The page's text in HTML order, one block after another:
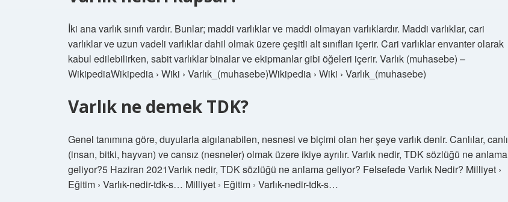
İki ana varlık sınıfı vardır. Bunlar; maddi varlıklar ve maddi olmayan varlıklardır. Maddi varlıklar, cari
varlıklar ve uzun vadeli varlıklar dahil olmak üzere çeşitli alt sınıfları içerir. Cari varlıklar envanter olarak
kabul edilebilirken, sabit varlıklar binalar ve ekipmanlar gibi öğeleri içerir. Varlık (muhasebe) –
WikipediaWikipedia › Wiki › Varlık_(muhasebe)Wikipedia › Wiki › Varlık_(muhasebe)
Varlık ne demek TDK?
Genel tanımına göre, duyularla algılanabilen, nesnesi ve biçimi olan her şeye varlık denir. Canlılar, canlı
(insan, bitki, hayvan) ve cansız (nesneler) olmak üzere ikiye ayrılır. Varlık nedir, TDK sözlüğü ne anlama
geliyor?5 Haziran 2021Varlık nedir, TDK sözlüğü ne anlama geliyor? Felsefede Varlık Nedir? Milliyet ›
Eğitim › Varlık-nedir-tdk-s… Milliyet › Eğitim › Varlık-nedir-tdk-s…